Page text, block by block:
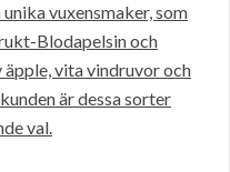
vuxensmaker, som
Blodapelsin och
vita vindruvor och
är dessa sorter
val.